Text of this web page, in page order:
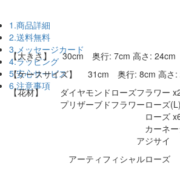
1.商品詳細
2.送料無料
3.メッセージカード
4.ラッピング
5.安心サービス
6.注意事項
【大きさ】 30cm 奥行: 7cm 高さ: 24cm
【ケースサイズ】 31cm 奥行: 8cm 高さ:
【花材】 ダイヤモンドローズフラワー
プリザーブドフラワーローズ(L)
ローズ
カーネーショ
アジサイ
アーティフィシャルローズ